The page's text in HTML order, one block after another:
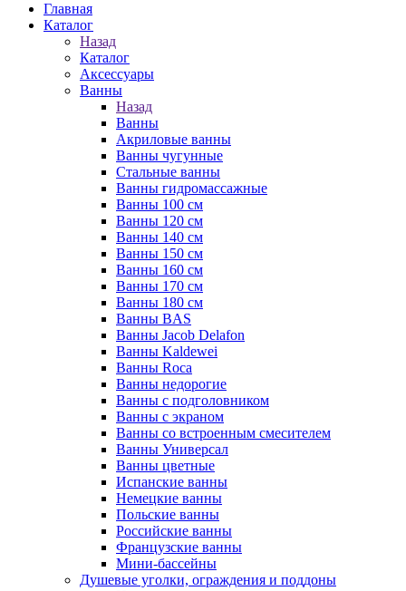
Главная
Каталог
Назад
Каталог
Аксессуары
Ванны
Назад
Ванны
Акриловые ванны
Ванны чугунные
Стальные ванны
Ванны гидромассажные
Ванны 100 см
Ванны 120 см
Ванны 140 см
Ванны 150 см
Ванны 160 см
Ванны 170 см
Ванны 180 см
Ванны BAS
Ванны Jacob Delafon
Ванны Kaldewei
Ванны Roca
Ванны недорогие
Ванны с подголовником
Ванны с экраном
Ванны со встроенным смесителем
Ванны Универсал
Ванны цветные
Испанские ванны
Немецкие ванны
Польские ванны
Российские ванны
Французские ванны
Мини-бассейны
Душевые уголки, ограждения и поддоны